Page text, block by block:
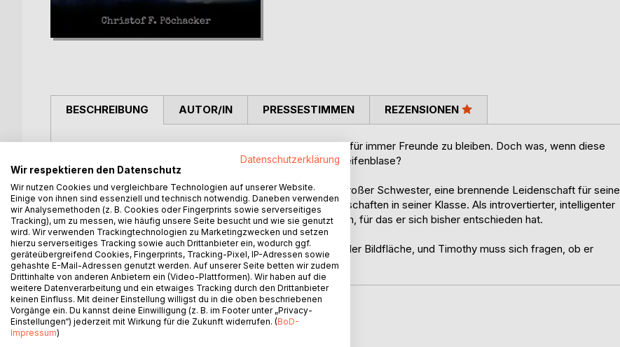
BESCHREIBUNG
Die Friendzone. Dieses unausgesprochene Versprechen, für immer Freunde zu bleiben. Doch was, wenn diese
vermeintlich sichere Vorstellung einfach platzt wie eine Seifenblase?
Timothy hat alles, was er braucht: Familie samt nerviger großer Schwester, eine brennende Leidenschaft für seine
Geige und ein paar holprig zusammengestöpselte Freundschaften in seiner Klasse. Als introvertierter, intelligenter
Einzelgänger gibt er sich mit dem simplen Leben zufrieden, für das er sich bisher entschieden hat.
Und auf einmal erscheint der stets gut gelaunte Nick auf der Bildfläche, und Timothy muss sich fragen, ob er
wirklich alles hat, was er braucht.
AUTOR/IN PRESSESTIMMEN REZENSIONEN
WEITERE TITEL BEIBoD
Datenschutzerklärung
Wir respektieren den Datenschutz
Wir nutzen Cookies und vergleichbare Technologien auf unserer Website.
Einige von ihnen sind essenziell und technisch notwendig. Daneben verwenden
wir Analysemethoden (z. B. Cookies oder Fingerprints sowie serverseitiges
Tracking), um zu messen, wie häufig unsere Seite besucht und wie sie genutzt
wird. Wir verwenden Trackingtechnologien zu Marketingzwecken und setzen
hierzu serverseitiges Tracking sowie auch Drittanbieter ein, wodurch ggf.
geräteübergreifend Cookies, Fingerprints, Tracking-Pixel, IP-Adressen sowie
gehashte E-Mail-Adressen genutzt werden. Auf unserer Seite betten wir zudem
Drittinhalte von anderen Anbietern ein (Video-Plattformen). Wir haben auf die
weitere Datenverarbeitung und ein etwaiges Tracking durch den Drittanbieter
keinen Einfluss. Mit deiner Einstellung willigst du in die oben beschriebenen
Vorgänge ein. Du kannst deine Einwilligung (z. B. im Footer unter „Privacy-
Einstellungen“) jederzeit mit Wirkung für die Zukunft widerrufen. (BoD-
Impressum)